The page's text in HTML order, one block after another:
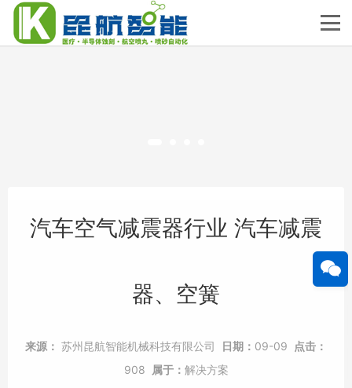
汽车空气减震器行业 汽车减震
器、空簧
来源： 苏州昆航智能机械科技有限公司 日期： 09-09
点击：
908
属于： 解决方案